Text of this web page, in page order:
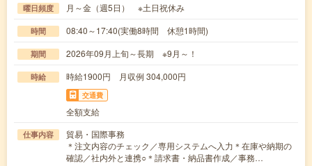
曜日頻度 月～金（週5日） ※土日祝休み
時間 08:40～17:40(実働8時間 休憩1時間)
期間 2026年09月上旬～長期 ※9月～！
時給 時給1900円 月収例 304,000円
交通費
全額支給
仕事内容
貿易・国際事務
＊注文内容のチェック／専用システムへ入力＊在庫や納期の
確認／社内外と連携○＊請求書・納品書作成／事務…